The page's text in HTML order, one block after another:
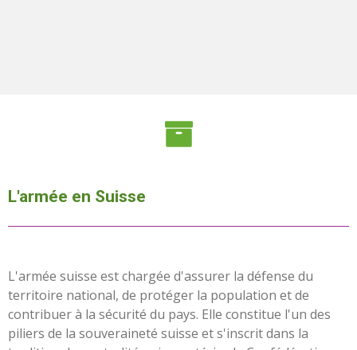
L'armée en Suisse
L'armée suisse est chargée d'assurer la défense du
territoire national, de protéger la population et de
contribuer à la sécurité du pays. Elle constitue l'un des
piliers de la souveraineté suisse et s'inscrit dans la